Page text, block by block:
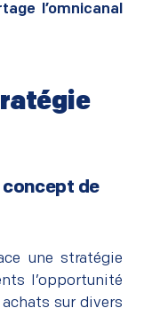
l’omnicanal
de
une stratégie
l’opportunité
sur divers